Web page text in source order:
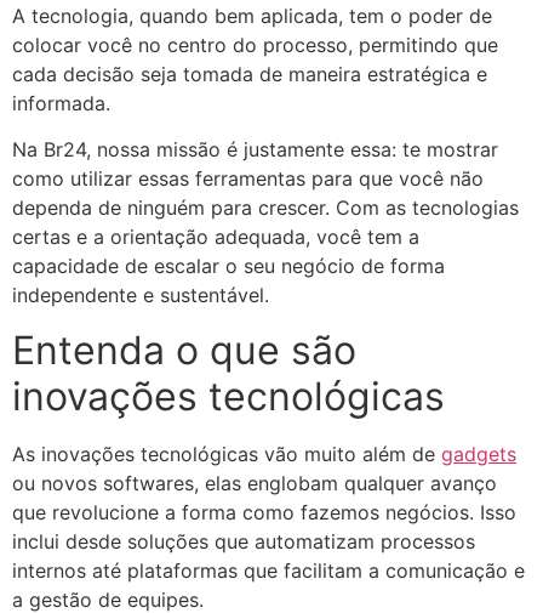
A tecnologia, quando bem aplicada, tem o poder de
colocar você no centro do processo, permitindo que
cada decisão seja tomada de maneira estratégica e
informada.
Na Br24, nossa missão é justamente essa: te mostrar
como utilizar essas ferramentas para que você não
dependa de ninguém para crescer. Com as tecnologias
certas e a orientação adequada, você tem a
capacidade de escalar o seu negócio de forma
independente e sustentável.
Entenda o que são
inovações tecnológicas
As inovações tecnológicas vão muito além de gadgets
ou novos softwares, elas englobam qualquer avanço
que revolucione a forma como fazemos negócios. Isso
inclui desde soluções que automatizam processos
internos até plataformas que facilitam a comunicação e
a gestão de equipes.